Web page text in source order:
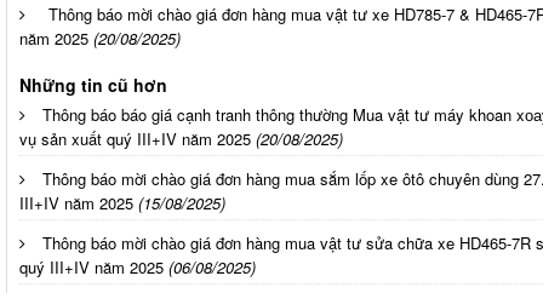
Thông báo mời chào giá đơn hàng mua vật tư xe HD785-7 & HD465-
năm 2025 (20/08/2025)
Những tin cũ hơn
Thông báo báo giá cạnh tranh thông thường Mua vật tư máy khoan
vụ sản xuất quý III+IV năm 2025 (20/08/2025)
Thông báo mời chào giá đơn hàng mua sắm lốp xe ôtô chuyên dùng
III+IV năm 2025 (15/08/2025)
Thông báo mời chào giá đơn hàng mua vật tư sửa chữa xe HD465-7R
quý III+IV năm 2025 (06/08/2025)